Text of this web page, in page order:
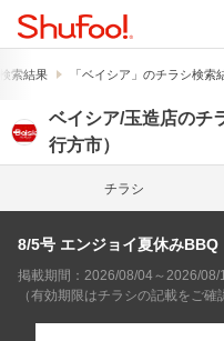
索結果 「ベイシア」のチラシ検索
ベイシア/玉造店のチ
行方市）
チラシ
8/5号 エンジョイ夏休みBBQ
掲載期間：2026/08/04～2026/08/
（有効期限はチラシの記載をご確